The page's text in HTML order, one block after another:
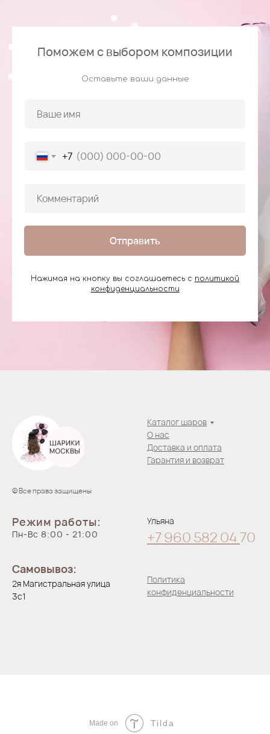
Поможем с выбором композиции
Оставьте ваши данные
+7
Отправить
Нажимая на кнопку вы соглашаетесь с политикой
конфиденциальности
© Все права защищены
Каталог шаров
О нас
Доставка и оплата
Гарантия и возврат
Режим работы:
Пн-Вс 8:00 - 21:00
Самовывоз:
2я Магистральная улица
3с1
Ульяна
+7 960 582 04 70
Политика
конфиденциальности
Made on Tilda